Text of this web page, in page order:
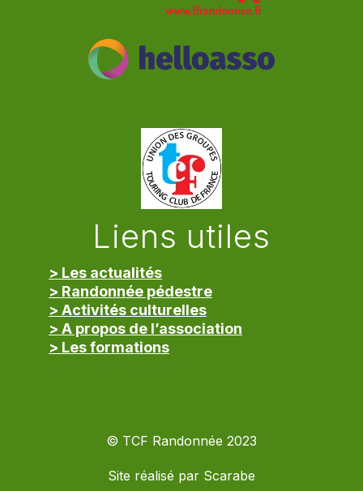
Liens utiles
> Les actualités
> Randonnée pédestre
> Activités culturelles
> A propos de l’association
> Les formations
© TCF Randonnée 2023
Site réalisé par Scarabe